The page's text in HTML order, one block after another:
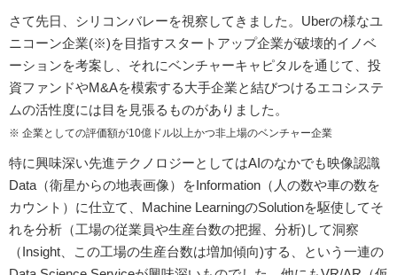
さて先日、シリコンバレーを視察してきました。Uberの様なユ
ニコーン企業(※)を目指すスタートアップ企業が破壊的イノベ
ーションを考案し、それにベンチャーキャピタルを通じて、投
資ファンドやM&Aを模索する大手企業と結びつけるエコシステ
ムの活性度には目を見張るものがありました。
※ 企業としての評価額が10億ドル以上かつ非上場のベンチャー企業
特に興味深い先進テクノロジーとしてはAIのなかでも映像認識
Data（衛星からの地表画像）をInformation（人の数や車の数を
カウント）に仕立て、Machine LearningのSolutionを駆使してそ
れを分析（工場の従業員や生産台数の把握、分析)して洞察
（Insight、この工場の生産台数は増加傾向)する、という一連の